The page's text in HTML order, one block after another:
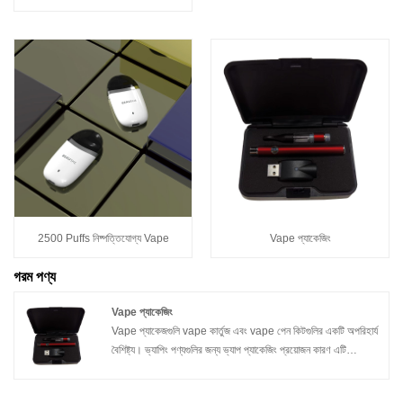
2500 Puffs নিষ্পত্তিযোগ্য Vape Vape প্যাকেজিং
গরম পণ্য
Vape প্যাকেজিং
Vape প্যাকেজগুলি vape কার্তুজ এবং vape পেন কিটগুলির একটি অপরিহার্য
বৈশিষ্ট্য। ভ্যাপিং পণ্যগুলির জন্য ভ্যাপ প্যাকেজিং প্রয়োজন কারণ এটি